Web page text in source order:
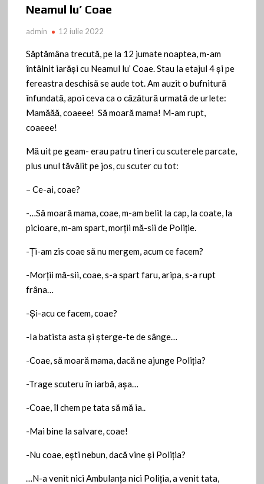
Neamul lu’ Coae
admin 12 iulie 2022
Săptămâna trecută, pe la 12 jumate noaptea, m-am
întâlnit iarăşi cu Neamul lu’ Coae. Stau la etajul 4 şi pe
fereastra deschisă se aude tot. Am auzit o bufnitură
înfundată, apoi ceva ca o căzătură urmată de urlete:
Mamăăă, coaeee! Să moară mama! M-am rupt,
coaeee!
Mă uit pe geam- erau patru tineri cu scuterele parcate,
plus unul tăvălit pe jos, cu scuter cu tot:
– Ce-ai, coae?
-…Să moară mama, coae, m-am belit la cap, la coate, la
picioare, m-am spart, morţii mă-sii de Poliţie.
-Ţi-am zis coae să nu mergem, acum ce facem?
-Morţii mă-sii, coae, s-a spart faru, aripa, s-a rupt
frâna…
-Şi-acu ce facem, coae?
-Ia batista asta şi şterge-te de sânge…
-Coae, să moară mama, dacă ne ajunge Poliţia?
-Trage scuteru în iarbă, aşa…
-Coae, îl chem pe tata să mă ia..
-Mai bine la salvare, coae!
-Nu coae, eşti nebun, dacă vine şi Poliţia?
…N-a venit nici Ambulanţa nici Poliţia, a venit tata,